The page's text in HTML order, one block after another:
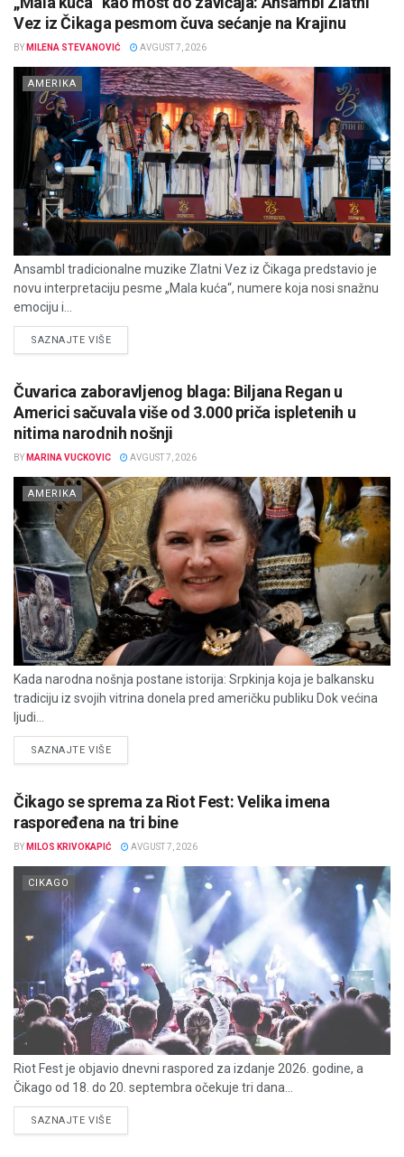
Vez iz Čikaga pesmom čuva sećanje na Krajinu
BY MILENA STEVANOVIĆ AVGUST 7, 2026
AMERIKA
Ansambl tradicionalne muzike Zlatni Vez iz Čikaga predstavio je
novu interpretaciju pesme „Mala kuća“, numere koja nosi snažnu
emociju i...
SAZNAJTE VIŠEDETAILS
Čuvarica zaboravljenog blaga: Biljana Regan u
Americi sačuvala više od 3.000 priča ispletenih u
nitima narodnih nošnji
BY MARINA VUCKOVIC AVGUST 7, 2026
AMERIKA
Kada narodna nošnja postane istorija: Srpkinja koja je balkansku
tradiciju iz svojih vitrina donela pred američku publiku Dok većina
ljudi...
SAZNAJTE VIŠEDETAILS
Čikago se sprema za Riot Fest: Velika imena
raspoređena na tri bine
BY MILOS KRIVOKAPIĆ AVGUST 7, 2026
CIKAGO
Riot Fest je objavio dnevni raspored za izdanje 2026. godine, a
Čikago od 18. do 20. septembra očekuje tri dana...
SAZNAJTE VIŠEDETAILS